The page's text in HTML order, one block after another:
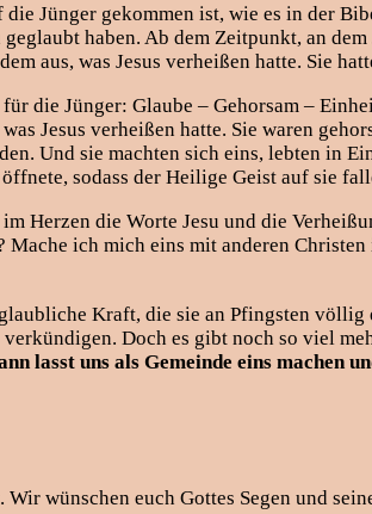
Jünger gekommen ist, wie es in der
haben. Ab dem Zeitpunkt, an
aus, was Jesus verheißen hatte. Sie
die Jünger: Glaube – Gehorsam –
Jesus verheißen hatte. Sie waren
Und sie machten sich eins, lebten in
sodass der Heilige Geist auf sie
Herzen die Worte Jesu und die
Mache ich mich eins mit anderen
Kraft, die sie an Pfingsten
Doch es gibt noch so viel
lasst uns als Gemeinde eins machen
wünschen euch Gottes Segen und